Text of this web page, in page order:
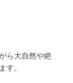
ら大自然や絶
す。